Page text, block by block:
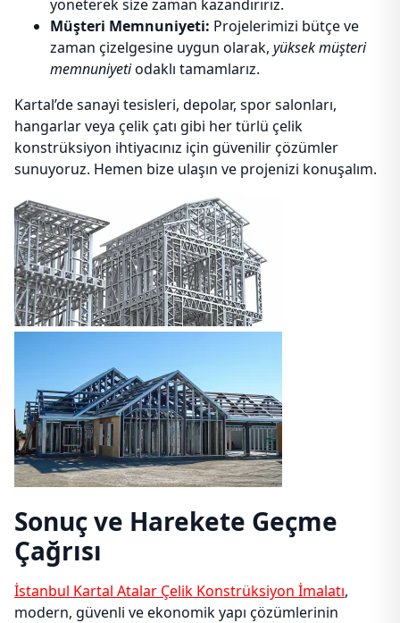
yöneterek size zaman kazandırırız.
Müşteri Memnuniyeti: Projelerimizi bütçe ve
zaman çizelgesine uygun olarak, yüksek müşteri
memnuniyetiodaklı tamamlarız.
Kartal’de sanayi tesisleri, depolar, spor salonları,
hangarlar veya çelik çatı gibi her türlü çelik
konstrüksiyon ihtiyacınız için güvenilir çözümler
sunuyoruz. Hemen bize ulaşın ve projenizi konuşalım.
Sonuç ve Harekete Geçme
Çağrısı
İstanbul Kartal Atalar Çelik Konstrüksiyon İmalatı,
modern, güvenli ve ekonomik yapı çözümlerinin